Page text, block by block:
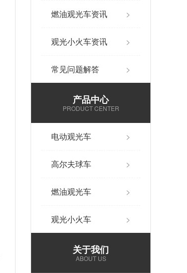
燃油观光车资讯 >
观光小火车资讯 >
常见问题解答 >
产品中心
PRODUCT CENTER
电动观光车 >
高尔夫球车 >
燃油观光车 >
观光小火车 >
关于我们
ABOUT US